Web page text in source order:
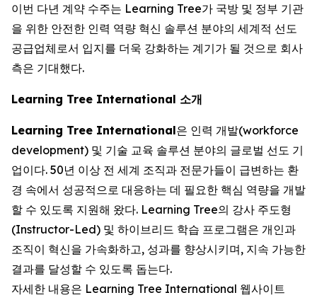
이번 다년 계약 수주는 Learning Tree가 국방 및 정부 기관
을 위한 안전한 인력 역량 혁신 솔루션 분야의 세계적 선도
공급업체로서 입지를 더욱 강화하는 계기가 될 것으로 회사
측은 기대했다.
Learning Tree International 소개
Learning Tree International은 인력 개발(workforce
development) 및 기술 교육 솔루션 분야의 글로벌 선도 기
업이다. 50년 이상 전 세계 조직과 전문가들이 급변하는 환
경 속에서 성공적으로 대응하는 데 필요한 핵심 역량을 개발
할 수 있도록 지원해 왔다. Learning Tree의 강사 주도형
(Instructor-Led) 및 하이브리드 학습 프로그램은 개인과
조직이 혁신을 가속화하고, 성과를 향상시키며, 지속 가능한
결과를 달성할 수 있도록 돕는다.
자세한 내용은 Learning Tree International 웹사이트